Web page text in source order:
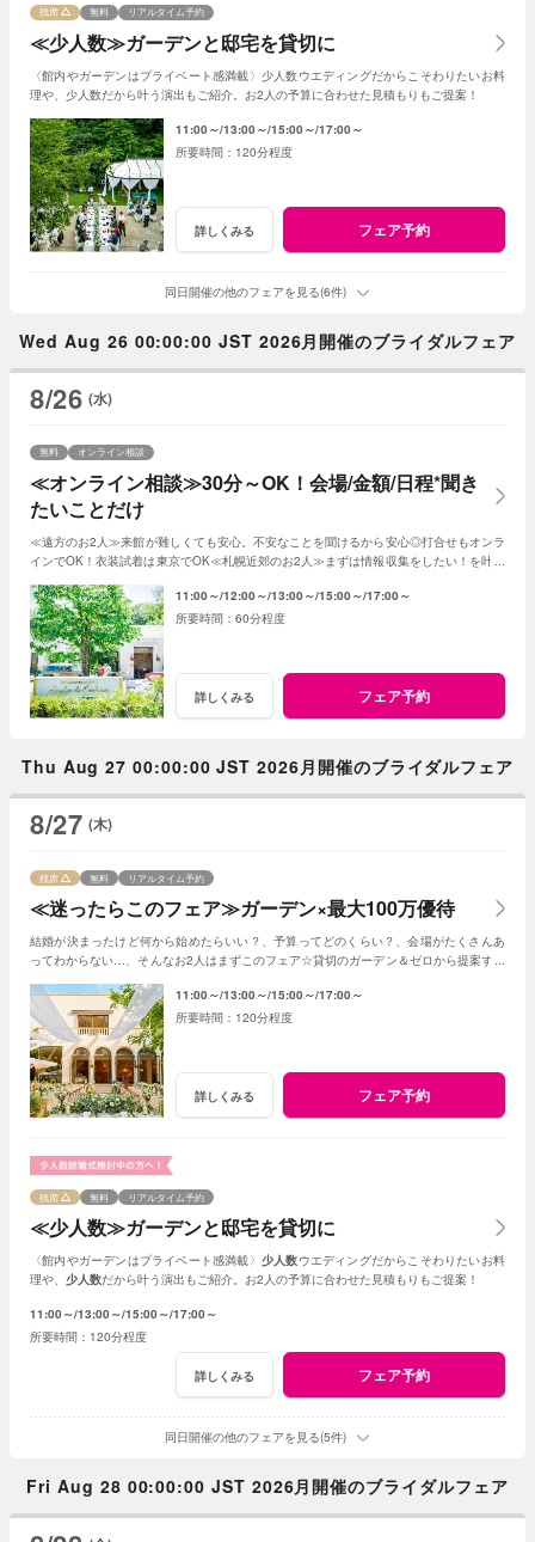
≪少人数≫ガーデンと邸宅を貸切に
残席 無料 リアルタイム予約
〈館内やガーデンはプライベート感満載〉少人数ウエディングだからこそわりたいお料
理や、少人数だから叶う演出もご紹介。お2人の予算に合わせた見積もりもご提案！
11:00～ 13:00～ 15:00～ 17:00～
120分程度
詳しくみる フェア予約
同日開催の他のフェアを見る(6件)
Wed Aug 26 00:00:00 JST 2026月開催のブライダルフェア
8/26 (水)
≪オンライン相談≫30分～OK！会場/金額/日程*聞き
たいことだけ
無料 オンライン相談
≪遠方のお2人≫来館が難しくても安心。不安なことを聞けるから安心◎打合せもオンラ
インでOK！衣装試着は東京でOK≪札幌近郊のお2人≫まずは情報収集をしたい！を叶え
11:00～ 12:00～ 13:00～ 15:00～ 17:00～
60分程度
詳しくみる フェア予約
Thu Aug 27 00:00:00 JST 2026月開催のブライダルフェア
8/27 (木)
≪迷ったらこのフェア≫ガーデン×最大100万優待
残席 無料 リアルタイム予約
結婚が決まったけど何から始めたらいい？、予算ってどのくらい？、会場がたくさんあ
ってわからない…、そんなお2人はまずこのフェア☆貸切のガーデン＆ゼロから提案する
11:00～ 13:00～ 15:00～ 17:00～
120分程度
詳しくみる フェア予約
≪少人数≫ガーデンと邸宅を貸切に
残席 無料 リアルタイム予約
〈館内やガーデンはプライベート感満載〉 少人数ウエディングだからこそわりたいお料
理や、 少人数だから叶う演出もご紹介。お2人の予算に合わせた見積もりもご提案！
11:00～ 13:00～ 15:00～ 17:00～
120分程度
詳しくみる フェア予約
同日開催の他のフェアを見る(5件)
Fri Aug 28 00:00:00 JST 2026月開催のブライダルフェア